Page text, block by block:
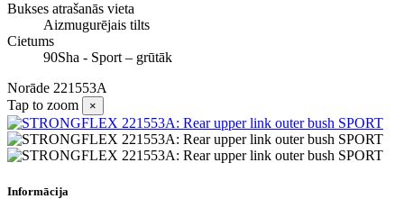
Bukses atrašanās vieta
Aizmugurējais tilts
Cietums
90Sha - Sport – grūtāk
Norāde 221553A
Tap to zoom
×
Informācija